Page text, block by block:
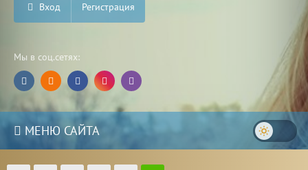
Вход Регистрация
Мы в соц.сетях:
МЕНЮ САЙТА